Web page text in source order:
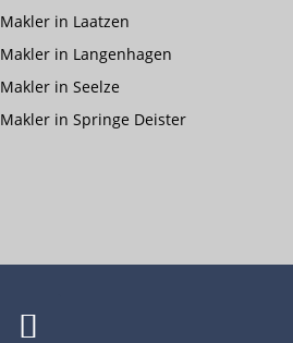
Makler in Laatzen
Makler in Langenhagen
Makler in Seelze
Makler in Springe Deister